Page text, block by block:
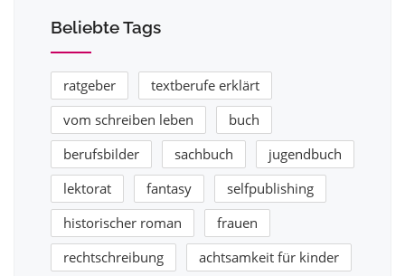
Beliebte Tags
ratgeber
textberufe erklärt
vom schreiben leben
buch
berufsbilder
sachbuch
jugendbuch
lektorat
fantasy
selfpublishing
historischer roman
frauen
rechtschreibung
achtsamkeit für kinder